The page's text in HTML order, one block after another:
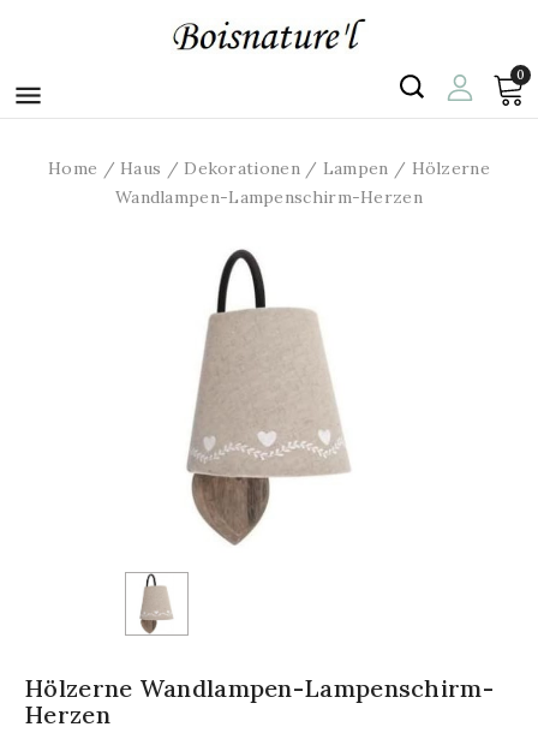

0
Home Haus Dekorationen Lampen
Hölzerne
Wandlampen-Lampenschirm-Herzen
Hölzerne Wandlampen-Lampenschirm-
Herzen